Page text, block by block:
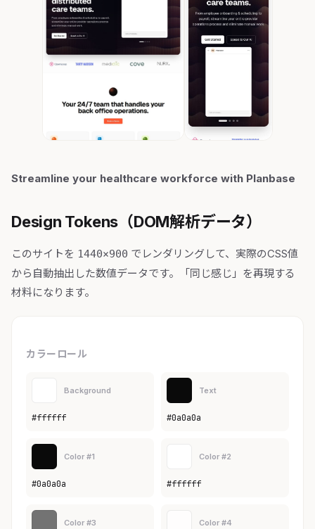
Streamline your healthcare workforce with Planbase
Design Tokens（DOM解析データ）
このサイトを 1440×900 でレンダリングして、実際のCSS値
から自動抽出した数値データです。「同じ感じ」を再現する
材料になります。
カラーロール
Background
#ffffff
Text
#0a0a0a
Color #1
#0a0a0a
Color #2
#ffffff
Color #3 Color #4